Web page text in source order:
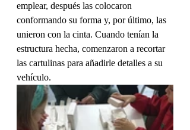
emplear, después las colocaron
conformando su forma y, por último, las
unieron con la cinta. Cuando tenían la
estructura hecha, comenzaron a recortar
las cartulinas para añadirle detalles a su
vehículo.